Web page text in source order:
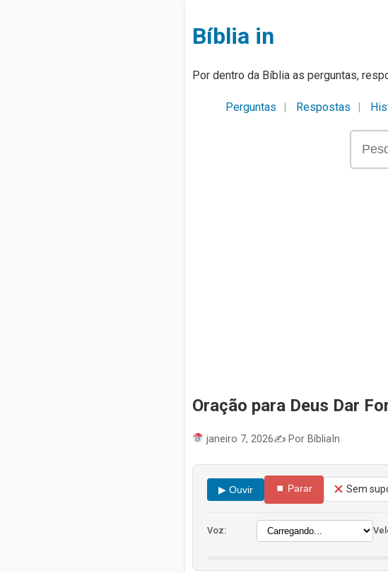
Bíblia in
Por dentro da Bíblia as perguntas,
Perguntas Respostas
Oração para Deus Dar
janeiro 7, 2026✍️ Por BíbliaIn
▶ Ouvir ⏹ Parar Sem
Voz: